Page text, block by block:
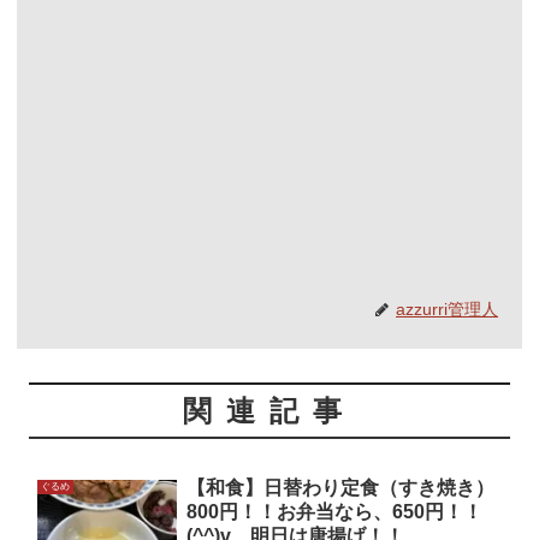
azzurri管理人
関連記事
ぐるめ
【和食】日替わり定食（すき焼き）
800円！！お弁当なら、650円！！